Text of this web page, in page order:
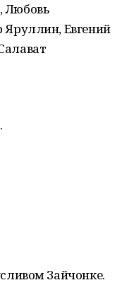
Любовь
Яруллин, Евгений
Зайчонке.